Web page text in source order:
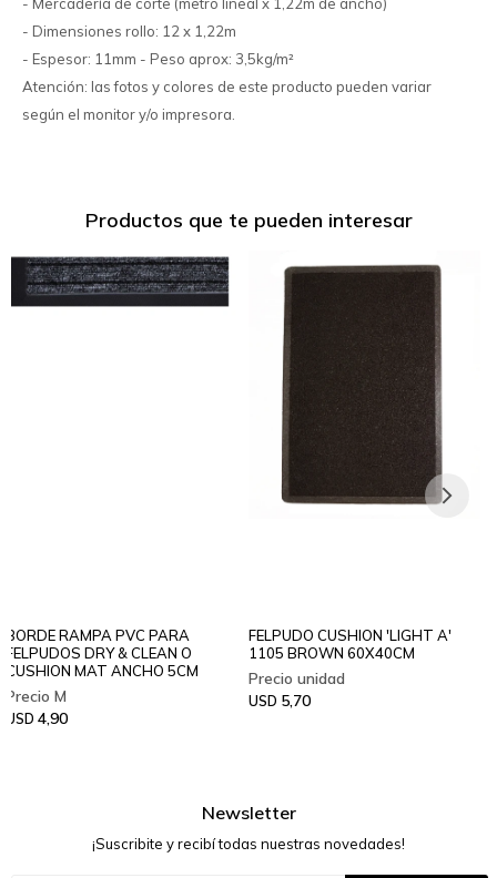
- Dimensiones rollo: 12 x 1,22m
- Espesor: 11mm - Peso aprox: 3,5kg/m²
Atención: las fotos y colores de este producto pueden variar
según el monitor y/o impresora.
Productos que te pueden interesar
BORDE RAMPA PVC PARA
FELPUDOS DRY & CLEAN O
CUSHION MAT ANCHO 5CM
USD 4,90
FELPUDO CUSHION 'LIGHT A'
1105 BROWN 60X40CM
USD 5,70
Newsletter
¡Suscribite y recibí todas nuestras novedades!